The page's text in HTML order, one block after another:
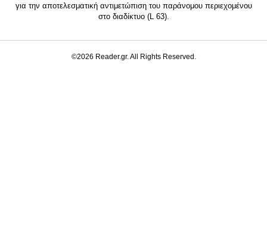
για την αποτελεσματική αντιμετώπιση του παράνομου περιεχομένου
στο διαδίκτυο (L 63).
©2026 Reader.gr. All Rights Reserved.